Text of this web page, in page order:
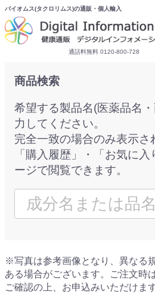
バイオムス(タクロリムス)の通販・個人輸入
通話料無料 0120-800-728
商品検索
希望する製品名(医薬品名
力してください。
完全一致の場合のみ表示さ
「購入履歴」・「お気に
ージで閲覧できます。
※写真は参考画像となり、異なる
ある場合がございます。ご注文時
ご確認の上、お申込みいただけま